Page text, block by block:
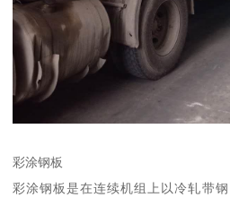
彩涂钢板
彩涂钢板是在连续机组上以冷轧带